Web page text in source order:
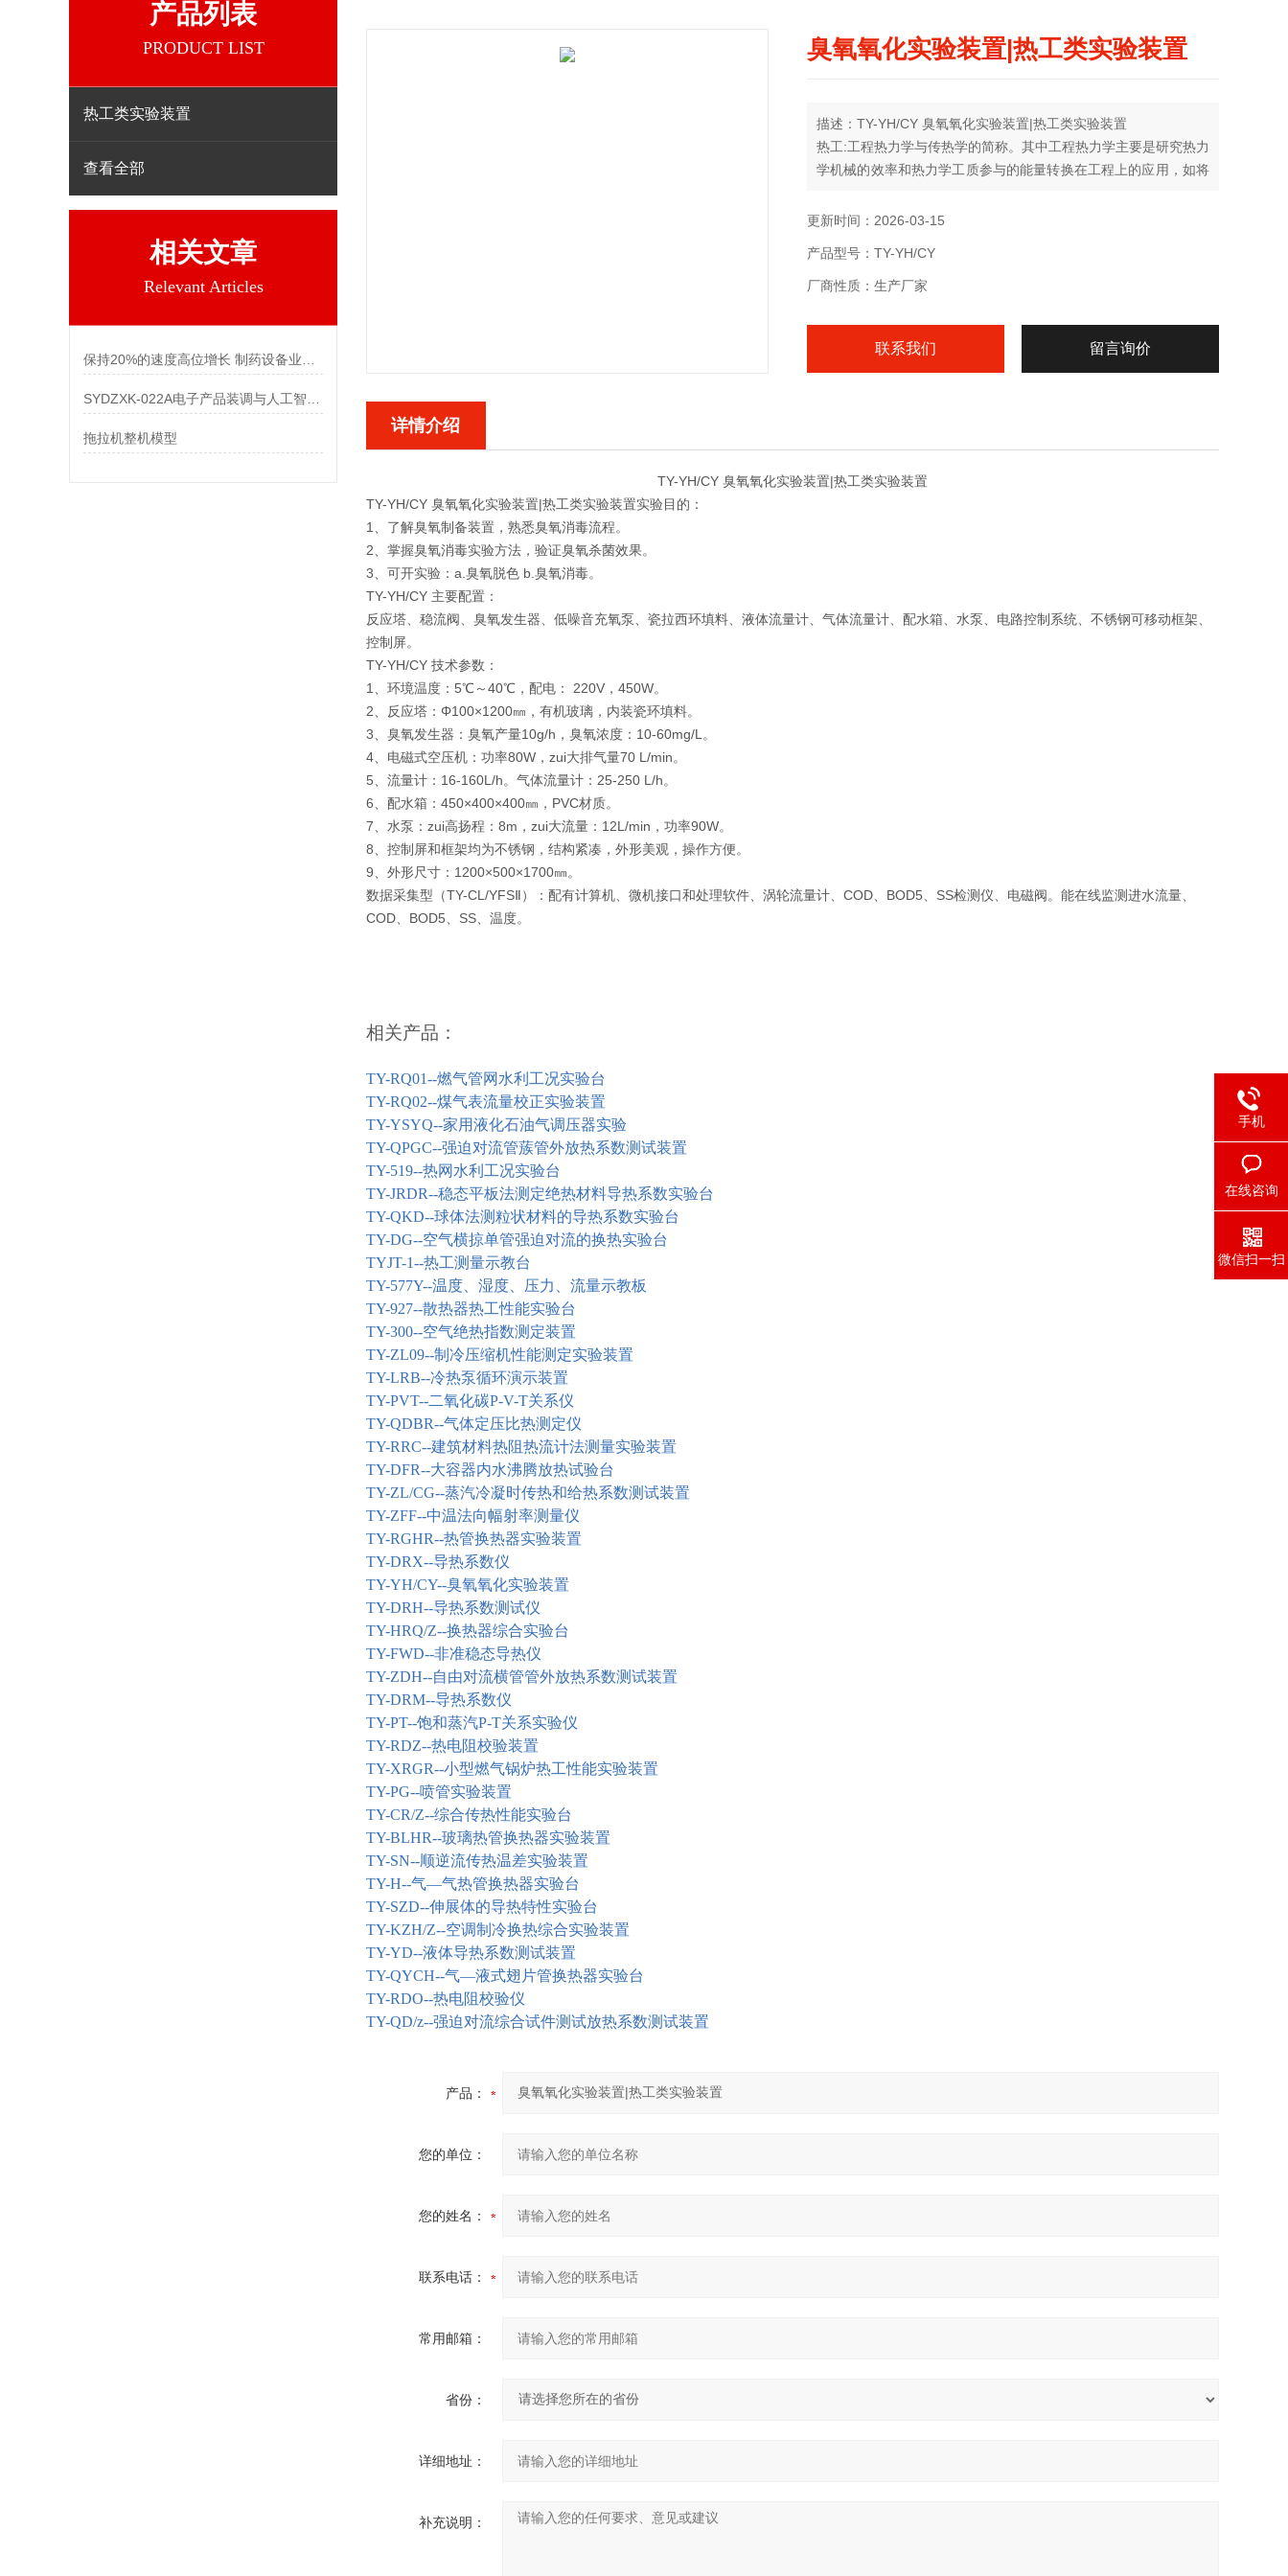
产品列表
PRODUCT LIST
热工类实验装置
查看全部
相关文章
Relevant Articles
拖拉机整机模型
臭氧氧化实验装置|热工类实验装置
描述：TY-YH/CY 臭氧氧化实验装置|热工类实验装置
热工:工程热力学与传热学的简称。其中工程热力学主要是研究热力
学机械的效率和热力学工质参与的能量转换在工程上的应用，如将
如，空调将机械能转化成热力学能等；而传热学是研究热量传递的
更新时间：2026-03-15
产品型号：TY-YH/CY
厂商性质：生产厂家
联系我们 留言询价
详情介绍
TY-YH/CY 臭氧氧化实验装置|热工类实验装置
TY-YH/CY 臭氧氧化实验装置|热工类实验装置实验目的：
1、了解臭氧制备装置，熟悉臭氧消毒流程。
2、掌握臭氧消毒实验方法，验证臭氧杀菌效果。
3、可开实验：a.臭氧脱色 b.臭氧消毒。
TY-YH/CY 主要配置：
反应塔、稳流阀、臭氧发生器、低噪音充氧泵、瓷拉西环填料、液体流量计、气体流量计、配水箱、水泵、电路控制系统、不锈钢可移动框架、
控制屏。
TY-YH/CY 技术参数：
1、环境温度：5℃～40℃，配电： 220V，450W。
2、反应塔：Φ100×1200㎜，有机玻璃，内装瓷环填料。
3、臭氧发生器：臭氧产量10g/h，臭氧浓度：10-60mg/L。
4、电磁式空压机：功率80W，zui大排气量70 L/min。
5、流量计：16-160L/h。气体流量计：25-250 L/h。
6、配水箱：450×400×400㎜，PVC材质。
7、水泵：zui高扬程：8m，zui大流量：12L/min，功率90W。
8、控制屏和框架均为不锈钢，结构紧凑，外形美观，操作方便。
9、外形尺寸：1200×500×1700㎜。
数据采集型（TY-CL/YFSⅡ）：配有计算机、微机接口和处理软件、涡轮流量计、COD、BOD5、SS检测仪、电磁阀。能在线监测进水流量、
COD、BOD5、SS、温度。
相关产品：
TY-RQ01--燃气管网水利工况实验台
TY-RQ02--煤气表流量校正实验装置
TY-YSYQ--家用液化石油气调压器实验
TY-QPGC--强迫对流管蔟管外放热系数测试装置
TY-519--热网水利工况实验台
TY-JRDR--稳态平板法测定绝热材料导热系数实验台
TY-QKD--球体法测粒状材料的导热系数实验台
TY-DG--空气横掠单管强迫对流的换热实验台
TYJT-1--热工测量示教台
TY-577Y--温度、湿度、压力、流量示教板
TY-927--散热器热工性能实验台
TY-300--空气绝热指数测定装置
TY-ZL09--制冷压缩机性能测定实验装置
TY-LRB--冷热泵循环演示装置
TY-PVT--二氧化碳P-V-T关系仪
TY-QDBR--气体定压比热测定仪
TY-RRC--建筑材料热阻热流计法测量实验装置
TY-DFR--大容器内水沸腾放热试验台
TY-ZL/CG--蒸汽冷凝时传热和给热系数测试装置
TY-ZFF--中温法向幅射率测量仪
TY-RGHR--热管换热器实验装置
TY-DRX--导热系数仪
TY-YH/CY--臭氧氧化实验装置
TY-DRH--导热系数测试仪
TY-HRQ/Z--换热器综合实验台
TY-FWD--非准稳态导热仪
TY-ZDH--自由对流横管管外放热系数测试装置
TY-DRM--导热系数仪
TY-PT--饱和蒸汽P-T关系实验仪
TY-RDZ--热电阻校验装置
TY-XRGR--小型燃气锅炉热工性能实验装置
TY-PG--喷管实验装置
TY-CR/Z--综合传热性能实验台
TY-BLHR--玻璃热管换热器实验装置
TY-SN--顺逆流传热温差实验装置
TY-H--气—气热管换热器实验台
TY-SZD--伸展体的导热特性实验台
TY-KZH/Z--空调制冷换热综合实验装置
TY-YD--液体导热系数测试装置
TY-QYCH--气—液式翅片管换热器实验台
TY-RDO--热电阻校验仪
TY-QD/z--强迫对流综合试件测试放热系数测试装置
产品：
您的单位：
您的姓名：
联系电话：
常用邮箱：
省份：
详细地址：
补充说明：
手机
在线咨询
微信扫一扫